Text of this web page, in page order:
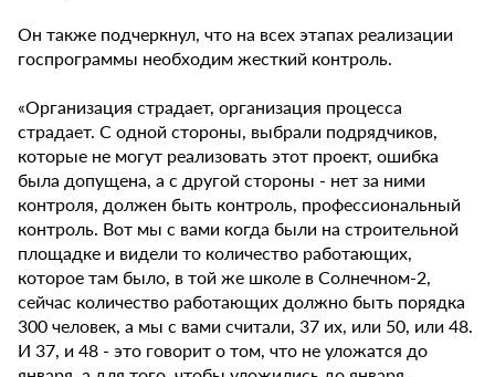
Он также подчеркнул, что на всех этапах реализации
госпрограммы необходим жесткий контроль.
«Организация страдает, организация процесса
страдает. С одной стороны, выбрали подрядчиков,
которые не могут реализовать этот проект, ошибка
была допущена, а с другой стороны - нет за ними
контроля, должен быть контроль, профессиональный
контроль. Вот мы с вами когда были на строительной
площадке и видели то количество работающих,
которое там было, в той же школе в Солнечном-2,
сейчас количество работающих должно быть порядка
300 человек, а мы с вами считали, 37 их, или 50, или 48.
И 37, и 48 - это говорит о том, что не уложатся до